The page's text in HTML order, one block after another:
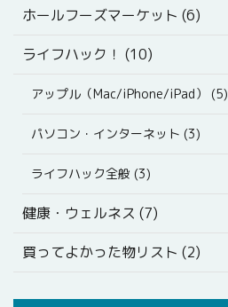
ホールフーズマーケット (6)
ライフハック！ (10)
アップル（Mac/iPhone/iPad） (5)
パソコン・インターネット (3)
ライフハック全般 (3)
健康・ウェルネス (7)
買ってよかった物リスト (2)